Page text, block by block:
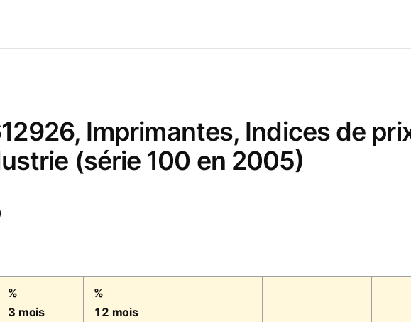
Imprimantes, Indices de
(série 100 en 2005)
%
3 mois
%
12 mois